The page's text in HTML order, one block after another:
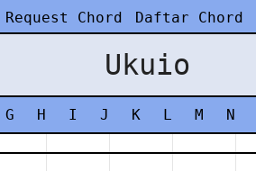
Request Chord Daftar Chord
Ukuio
G H I J K L M N